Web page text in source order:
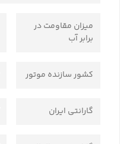
میزان مقاومت در
برابر آب
کشور سازنده موتور
گارانتی ایران